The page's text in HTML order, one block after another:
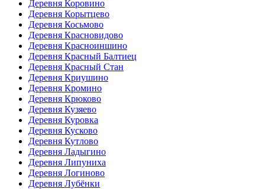
Деревня Коровино
Деревня Корытцево
Деревня Косьмово
Деревня Красновидово
Деревня Красноиншино
Деревня Красный Балтиец
Деревня Красный Стан
Деревня Криушино
Деревня Кромино
Деревня Крюково
Деревня Кузяево
Деревня Куровка
Деревня Кусково
Деревня Кутлово
Деревня Ладыгино
Деревня Липуниха
Деревня Логиново
Деревня Лубёнки